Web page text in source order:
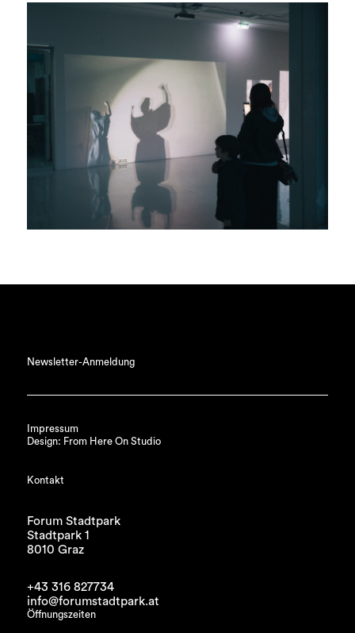
Newsletter-Anmeldung
Impressum
Design: From Here On Studio
Kontakt
Forum Stadtpark
Stadtpark 1
8010 Graz
+43 316 827734
info@forumstadtpark.at
Öffnungszeiten